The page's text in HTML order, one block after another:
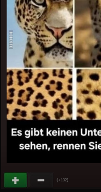
(+102)